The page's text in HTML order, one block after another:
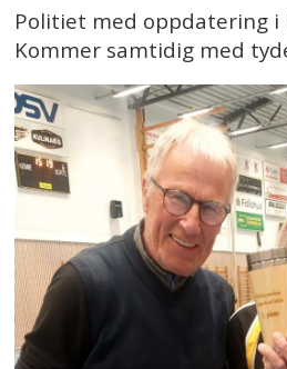
Politiet med oppdatering
Kommer samtidig med